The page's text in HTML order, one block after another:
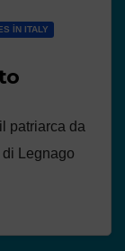
IN ITALY
patriarca da
Legnago